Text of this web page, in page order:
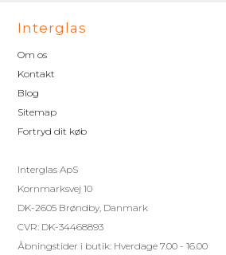
Interglas
Om os
Kontakt
Blog
Sitemap
Fortryd dit køb
Interglas ApS
Kornmarksvej 10
DK-2605 Brøndby, Danmark
CVR: DK-34468893
Åbningstider i butik: Hverdage 7.00 - 16.00